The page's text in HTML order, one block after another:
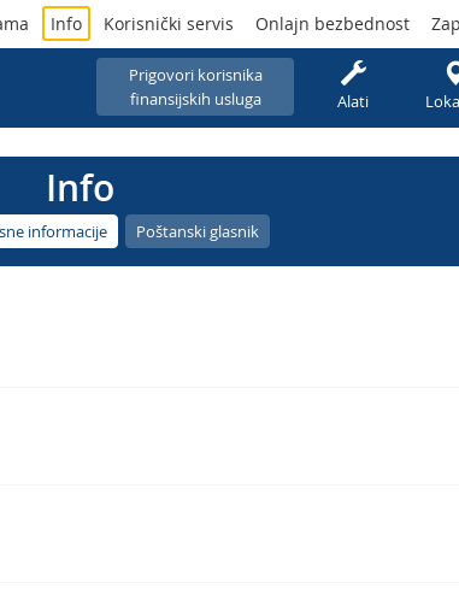
Prigovori korisnika
finansijskih usluga
Alati
Info Korisnički servis Onlajn bezbednost
Info
informacije Poštanski glasnik